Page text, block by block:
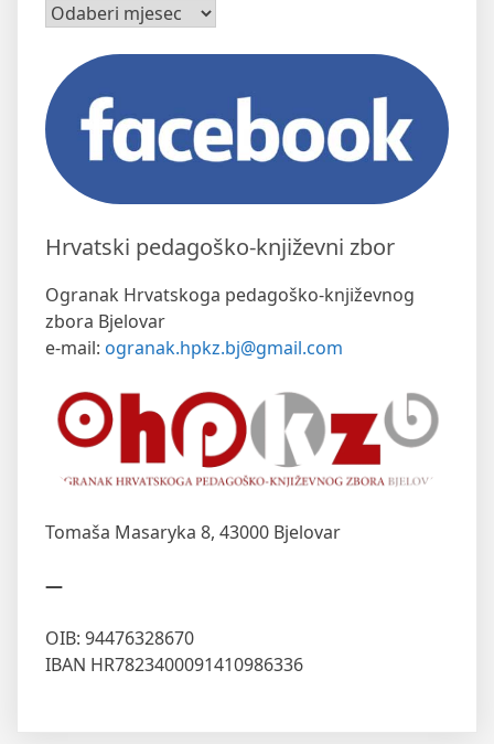
Hrvatski pedagoško-književni zbor
Ogranak Hrvatskoga pedagoško-književnog
zbora Bjelovar
e-mail: ogranak.hpkz.bj@gmail.com
Tomaša Masaryka 8, 43000 Bjelovar
—
OIB: 94476328670
IBAN HR7823400091410986336